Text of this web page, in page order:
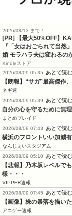
2026/08/13 まで！
[PR]
【最大50%OFF】
『「女はおごられて当然
婚 モラハラ夫は変わるの
Kindleストア
2026/08/09 05:35
あとで読む
【朗報】“サガ”最高傑作
ネギ速
2026/08/09 05:39
あとで読む
自分の心を守るために無
まとめブレイド
2026/08/09 07:43
あとで読む
横浜のフロントいい加減
なんじぇいスタジアム
2026/08/09 05:10
あとで読む
【悲報】乃木坂レベルで
様・・・
VIPPER速報
2026/08/09 07:45
あとで読む
【画像】株の暴落を描い
アニゲー速報